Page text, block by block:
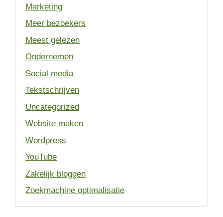
Marketing
Meer bezoekers
Meest gelezen
Ondernemen
Social media
Tekstschrijven
Uncategorized
Website maken
Wordpress
YouTube
Zakelijk bloggen
Zoekmachine optimalisatie